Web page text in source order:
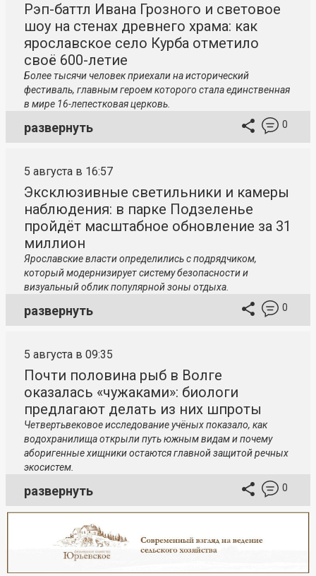
Рэп-баттл Ивана Грозного и световое
шоу на стенах древнего храма: как
ярославское село Курба отметило
своё 600-летие
Более тысячи человек приехали на исторический
фестиваль, главным героем которого стала единственная
в мире 16-лепестковая церковь.
развернуть 0
5 августа в 16:57
Эксклюзивные светильники и камеры
наблюдения: в парке Подзеленье
пройдёт масштабное обновление за 31
миллион
Ярославские власти определились с подрядчиком,
который модернизирует систему безопасности и
визуальный облик популярной зоны отдыха.
развернуть 0
5 августа в 09:35
Почти половина рыб в Волге
оказалась «чужаками»: биологи
предлагают делать из них шпроты
Четвертьвековое исследование учёных показало, как
водохранилища открыли путь южным видам и почему
аборигенные хищники остаются главной защитой речных
экосистем.
развернуть 0